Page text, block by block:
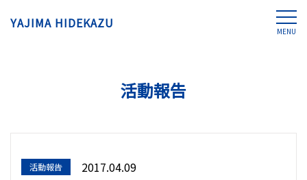
YAJIMA HIDEKAZU
MENU
活動報告
活動報告 2017.04.09